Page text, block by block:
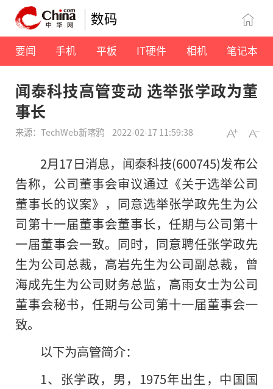
数码
要闻 手机 平板 IT硬件 相机 笔记本
闻泰科技高管变动 选举张学政为董
事长
来源：TechWeb新喀鸦 2022-02-17 11:59:38
2月17日消息，闻泰科技(600745)发布公
告称，公司董事会审议通过《关于选举公司
董事长的议案》，同意选举张学政先生为公
司第十一届董事会董事长，任期与公司第十
一届董事会一致。同时，同意聘任张学政先
生为公司总裁，高岩先生为公司副总裁，曾
海成先生为公司财务总监，高雨女士为公司
董事会秘书，任期与公司第十一届董事会一
致。
以下为高管简介：
1、张学政，男，1975年出生，中国国